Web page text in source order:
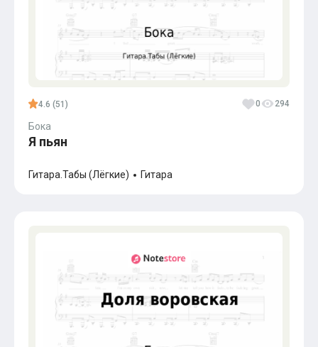
4.6 (51) 0 294
Бока
Я пьян
Гитара.Табы (Лёгкие) Гитара